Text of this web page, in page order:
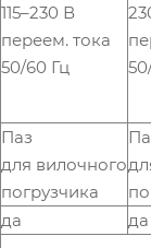
115–230 В
переем. тока
50/60 Гц
Паз
для вилочного
погрузчика
да
да